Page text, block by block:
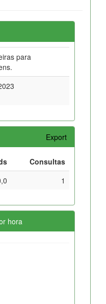
para
Export
Consultas
1
hora